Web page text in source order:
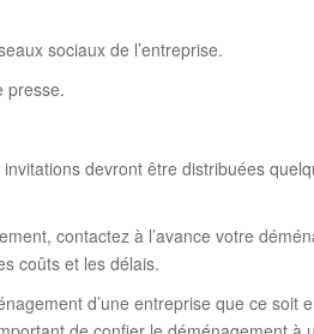
sociaux de l’entreprise.
presse.
devront être distribuées
contactez à l’avance votre
coûts et les délais.
d’une entreprise que ce soit